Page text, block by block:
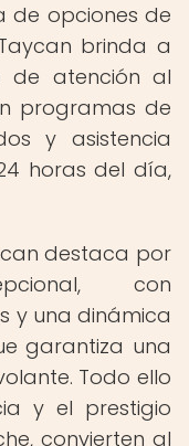
de opciones de
brinda a
de atención al
programas de
y asistencia
horas del día,
destaca por
con
y una dinámica
garantiza una
Todo ello
y el prestigio
convierten al